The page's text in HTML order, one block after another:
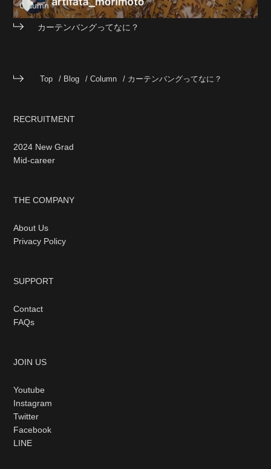
Column
カーテンバングってなに？
Top Blog Column カーテンバングってなに？
RECRUITMENT
2024 New Grad
Mid-career
THE COMPANY
About Us
Privacy Policy
SUPPORT
Contact
FAQs
JOIN US
Youtube
Instagram
Twitter
Facebook
LINE